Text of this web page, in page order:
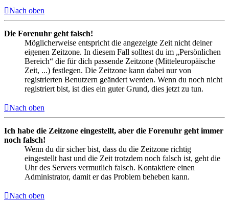
Nach oben
Die Forenuhr geht falsch!
Möglicherweise entspricht die angezeigte Zeit nicht deiner
eigenen Zeitzone. In diesem Fall solltest du im „Persönlichen
Bereich“ die für dich passende Zeitzone (Mitteleuropäische
Zeit, ...) festlegen. Die Zeitzone kann dabei nur von
registrierten Benutzern geändert werden. Wenn du noch nicht
registriert bist, ist dies ein guter Grund, dies jetzt zu tun.
Nach oben
Ich habe die Zeitzone eingestellt, aber die Forenuhr geht immer
noch falsch!
Wenn du dir sicher bist, dass du die Zeitzone richtig
eingestellt hast und die Zeit trotzdem noch falsch ist, geht die
Uhr des Servers vermutlich falsch. Kontaktiere einen
Administrator, damit er das Problem beheben kann.
Nach oben